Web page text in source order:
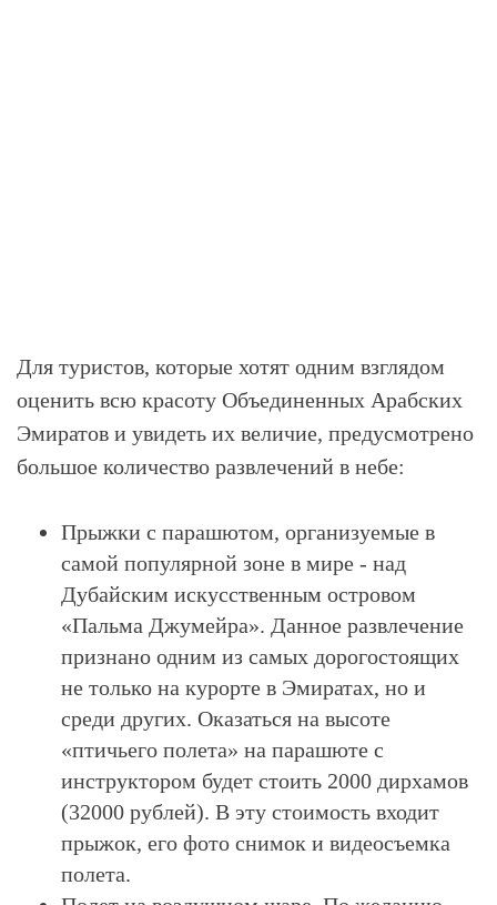
Для туристов, которые хотят одним взглядом
оценить всю красоту Объединенных Арабских
Эмиратов и увидеть их величие, предусмотрено
большое количество развлечений в небе:
Прыжки с парашютом, организуемые в
самой популярной зоне в мире - над
Дубайским искусственным островом
«Пальма Джумейра». Данное развлечение
признано одним из самых дорогостоящих
не только на курорте в Эмиратах, но и
среди других. Оказаться на высоте
«птичьего полета» на парашюте с
инструктором будет стоить 2000 дирхамов
(32000 рублей). В эту стоимость входит
прыжок, его фото снимок и видеосъемка
полета.